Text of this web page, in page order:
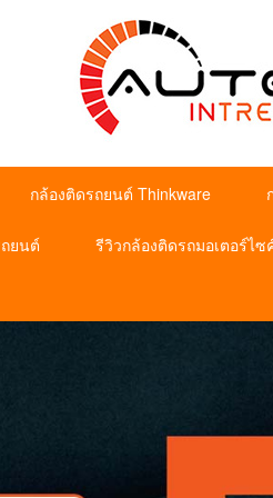
กล้องติดรถยนต์ Thinkware
ยนต์ รีวิวกล้องติดรถมอเตอร์ไซ